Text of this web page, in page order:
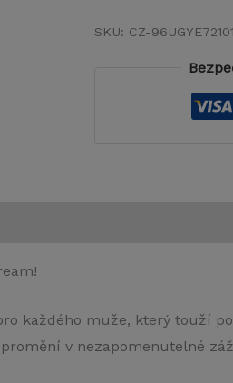
SKU: CZ-
každého muže, který touží
v nezapomenutelné